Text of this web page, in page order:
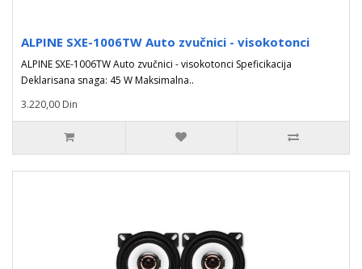
ALPINE SXE-1006TW Auto zvučnici - visokotonci
ALPINE SXE-1006TW Auto zvučnici - visokotonci Speficikacija
Deklarisana snaga: 45 W Maksimalna..
3.220,00 Din